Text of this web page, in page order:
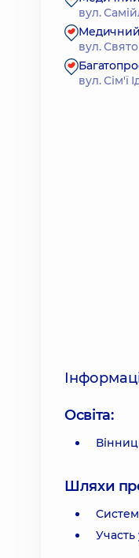
вул.
Медичний
вул.
вул. Сім'ї
Освіта:
Шляхи
Участь